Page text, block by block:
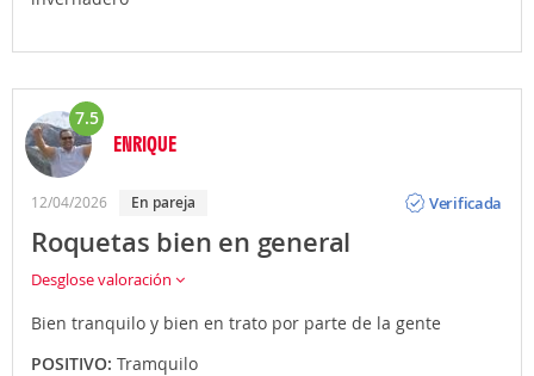
7.5
ENRIQUE
12/04/2026 En pareja
Verificada
Roquetas bien en general
Desglose valoración
Bien tranquilo y bien en trato por parte de la gente
POSITIVO: Tramquilo